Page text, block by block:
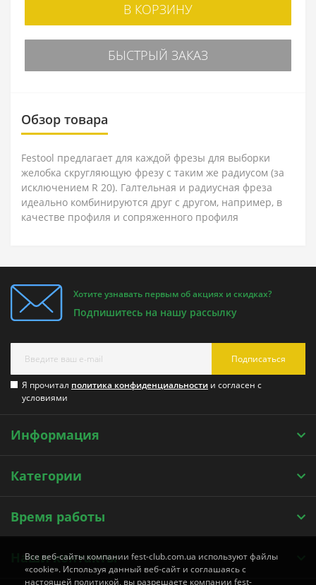
В КОРЗИНУ
БЫСТРЫЙ ЗАКАЗ
Обзор товара
Festool предлагает для каждой фрезы для выборки
желобка скругляющую фрезу с таким же радиусом (за
исключением R 20). Галтельная и радиусная фреза
идеально комбинируются друг с другом, например, в
качестве профиля и сопряженного профиля
Хотите узнавать первым об акциях и скидках?
Подпишитесь на нашу рассылку
Подписаться
Я прочитал политика конфиденциальности и согласен с
условиями
Информация
Категории
Время работы
Наши контакты
Все веб-сайты компании fest-club.com.ua используют файлы
«cookie». Используя данный веб-сайт и соглашаясь с
настоящей политикой, вы разрешаете компании fest-